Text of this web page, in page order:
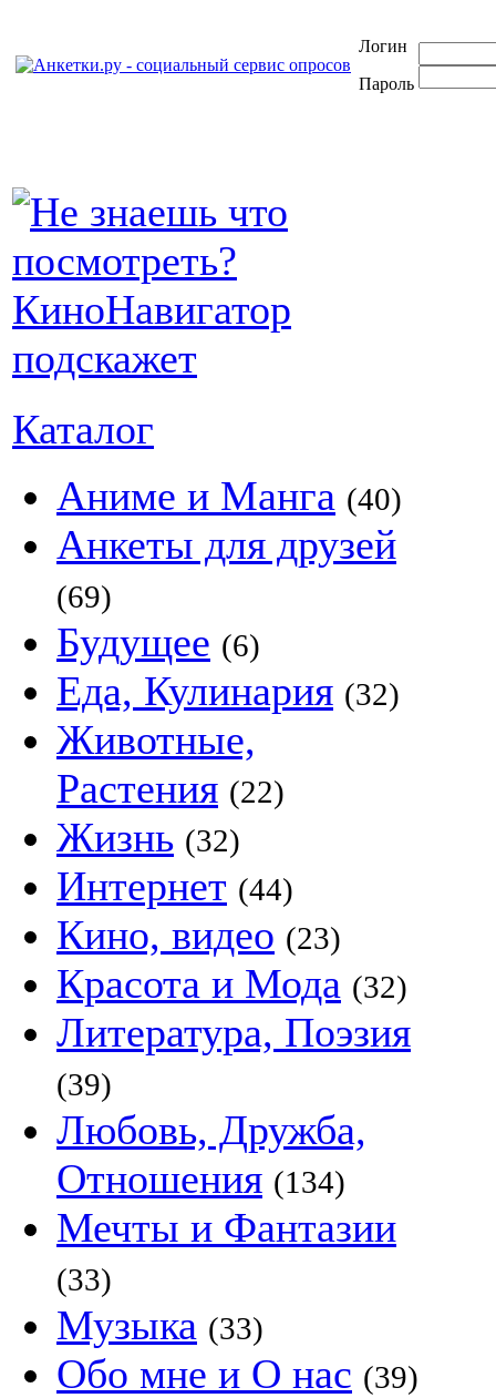
Логин
Пароль
Каталог
Аниме и Манга (40)
Анкеты для друзей
(69)
Будущее (6)
Еда, Кулинария (32)
Животные,
Растения (22)
Жизнь (32)
Интернет (44)
Кино, видео (23)
Красота и Мода (32)
Литература, Поэзия
(39)
Любовь, Дружба,
Отношения (134)
Мечты и Фантазии
(33)
Музыка (33)
Обо мне и О нас (39)